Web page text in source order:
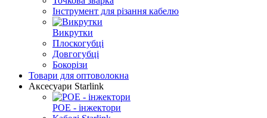
Інструмент для різання кабелю
Викрутки
Плоскогубці
Довгогубці
Бокорізи
Товари для оптоволокна
Аксесуари Starlink
POE - інжектори